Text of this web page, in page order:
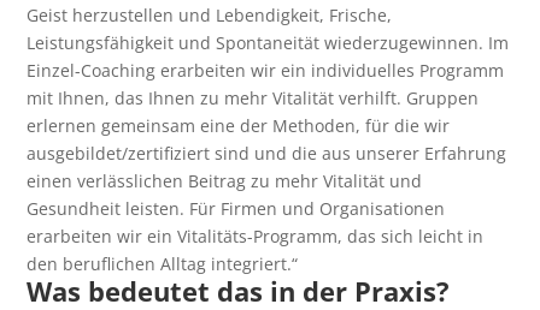
Geist herzustellen und Lebendigkeit, Frische,
Leistungsfähigkeit und Spontaneität wiederzugewinnen. Im
Einzel-Coaching erarbeiten wir ein individuelles Programm
mit Ihnen, das Ihnen zu mehr Vitalität verhilft. Gruppen
erlernen gemeinsam eine der Methoden, für die wir
ausgebildet/zertifiziert sind und die aus unserer Erfahrung
einen verlässlichen Beitrag zu mehr Vitalität und
Gesundheit leisten. Für Firmen und Organisationen
erarbeiten wir ein Vitalitäts-Programm, das sich leicht in
den beruflichen Alltag integriert.“
Was bedeutet das in der Praxis?